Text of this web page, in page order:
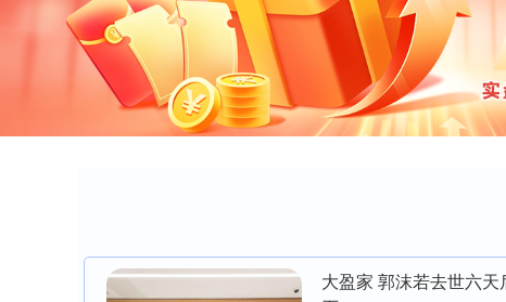
大盈家 郭沫若去世六